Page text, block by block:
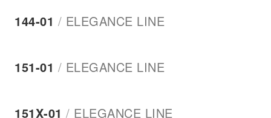
144-01 / ELEGANCE LINE
151-01 / ELEGANCE LINE
151Χ-01 / ELEGANCE LINE